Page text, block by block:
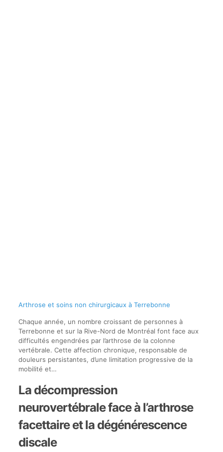
Arthrose et soins non chirurgicaux à Terrebonne
Chaque année, un nombre croissant de personnes à
Terrebonne et sur la Rive-Nord de Montréal font face aux
difficultés engendrées par l’arthrose de la colonne
vertébrale. Cette affection chronique, responsable de
douleurs persistantes, d’une limitation progressive de la
mobilité et…
La décompression
neurovertébrale face à l’arthrose
facettaire et la dégénérescence
discale